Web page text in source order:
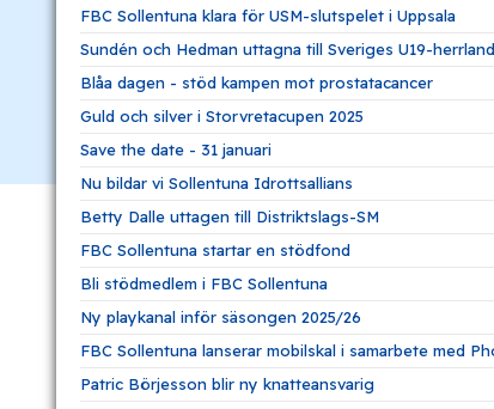
FBC Sollentuna klara för USM-slutspelet i Uppsala
Sundén och Hedman uttagna till Sveriges U19-
Blåa dagen - stöd kampen mot prostatacancer
Guld och silver i Storvretacupen 2025
Save the date - 31 januari
Nu bildar vi Sollentuna Idrottsallians
Betty Dalle uttagen till Distriktslags-SM
FBC Sollentuna startar en stödfond
Bli stödmedlem i FBC Sollentuna
Ny playkanal inför säsongen 2025/26
FBC Sollentuna lanserar mobilskal i samarbete med
Patric Börjesson blir ny knatteansvarig